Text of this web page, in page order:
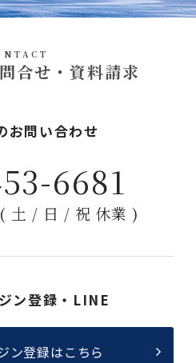
合せ・資料請求
お問い合わせ
6681
土 / 日 / 祝 休業 )
ン登録・LINE
ン登録はこちら